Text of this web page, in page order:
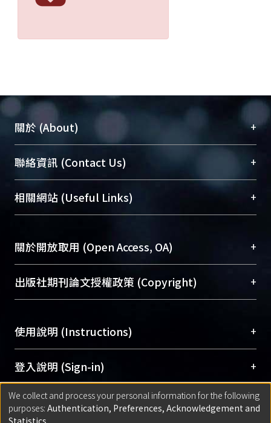
關於 (About) +
臺大位居世界頂尖大學之列，為永久珍藏及向國際
展現本校豐碩的研究成果及學術能量，圖書館整合
機構典藏（NTUR）與學術庫（AH）不同功能平
台，成為臺大學術典藏NTU scholars。期能整合研
成果。
To permanently archive and promote researcher
profiles and scholarly works, Library integrates the
services of “NTU Repository” with “Academic
聯絡資訊 (Contact Us) +
總館學科館員(Main Library)
醫學圖書館學科館員(Medical Library)
Sciences Library)
相關網站 (Useful Links) +
關於開放取用 (Open Access, OA) +
開放取用是從使用者角度提升資訊取用性的社會運
動，應用在學術研究上是透過將研究著作公開供使
用逐年攀升。同時可加速研究發展、提升研究影響
Archive）平台。 （點選深入了解OA）
出版社期刊論文授權政策 (Copyright) +
含部分內容的版權非匯入者所有，或由第三方贊
助與合作完成，請確認該版權所有者及第三方同
意提供此授權。
Please represent that the submission is your
original work, and that you have the right to
grant the rights to upload.
使用說明 (Instructions) +
網站簡介(Quickstart Guide)
使用手冊(Instruction Manual)
線上預約服務(Booking Service)
登入說明 (Sign-in) +
方案一：臺灣大學計算機中心帳號登入
(With C&INC Email Account)
匯入著作 (Submission) +
We collect and process your personal information for the following
purposes: Authentication, Preferences, Acknowledgement and
Statistics